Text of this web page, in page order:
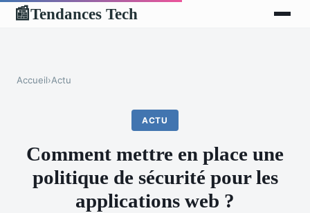
📰Tendances Tech
Accueil›Actu
ACTU
Comment mettre en place une
politique de sécurité pour les
applications web ?